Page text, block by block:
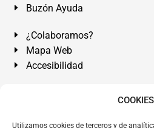
COOKIES
Utilizamos cookies de terceros y de
Buzón Ayuda
¿Colaboramos?
Mapa Web
Accesibilidad
Álvarez Abogados Tenerife: